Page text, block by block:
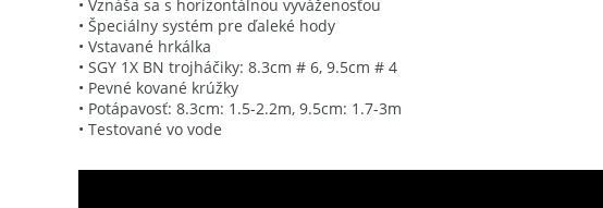
• Vznáša sa s horizontálnou vyváženosťou
• Špeciálny systém pre ďaleké hody
• Vstavané hrkálka
• SGY 1X BN trojháčiky: 8.3cm # 6, 9.5cm # 4
• Pevné kované krúžky
• Potápavosť: 8.3cm: 1.5-2.2m, 9.5cm: 1.7-3m
• Testované vo vode